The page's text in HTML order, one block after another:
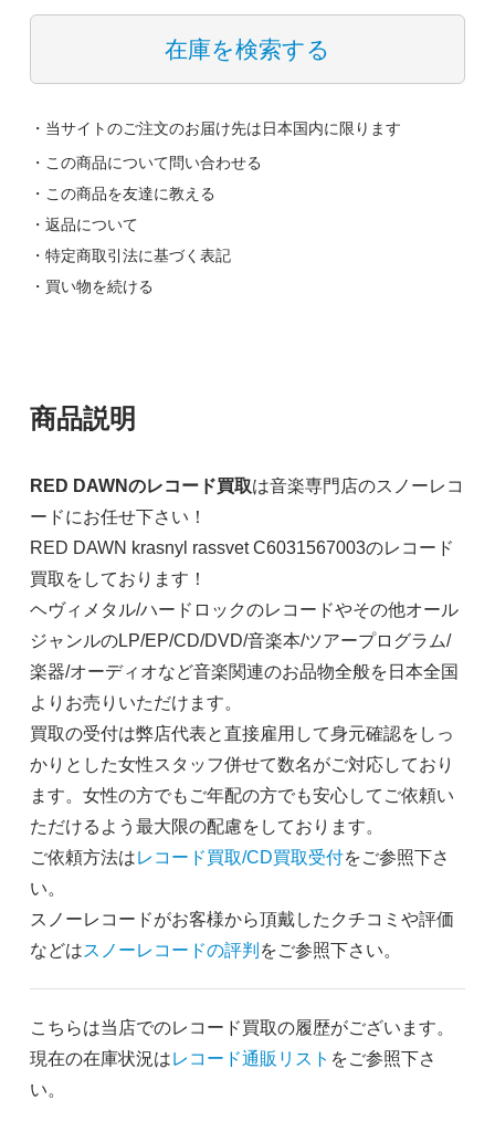
在庫を検索する
・当サイトのご注文のお届け先は日本国内に限ります
・この商品について問い合わせる
・この商品を友達に教える
・返品について
・特定商取引法に基づく表記
・買い物を続ける
商品説明
RED DAWNのレコード買取は音楽専門店のスノーレコ
ードにお任せ下さい！
RED DAWN krasnyl rassvet C6031567003のレコード
買取をしております！
ヘヴィメタル/ハードロックのレコードやその他オール
ジャンルのLP/EP/CD/DVD/音楽本/ツアープログラム/
楽器/オーディオなど音楽関連のお品物全般を日本全国
よりお売りいただけます。
買取の受付は弊店代表と直接雇用して身元確認をしっ
かりとした女性スタッフ併せて数名がご対応しており
ます。女性の方でもご年配の方でも安心してご依頼い
ただけるよう最大限の配慮をしております。
ご依頼方法はレコード買取/CD買取受付をご参照下さ
い。
スノーレコードがお客様から頂戴したクチコミや評価
などはスノーレコードの評判 をご参照下さい。
こちらは当店でのレコード買取の履歴がございます。
現在の在庫状況はレコード通販リスト をご参照下さ
い。